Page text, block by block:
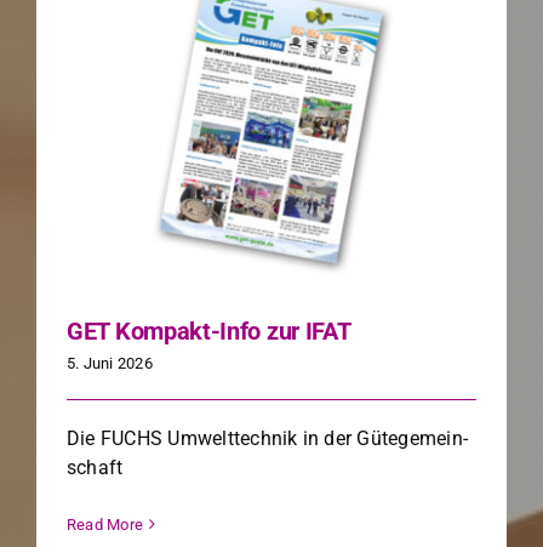
GET Kompakt-Info zur IFAT
5. Juni 2026
Die FUCHS Umwelt­tech­nik in der Gütege­mein­
schaft
Read More